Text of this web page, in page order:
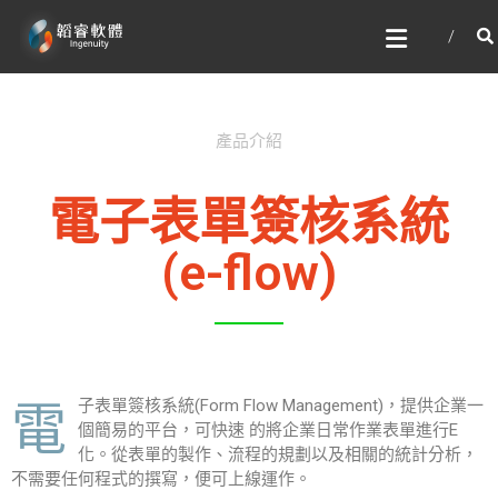
韜睿軟體有限公司
文字辨識與自然語言處理的專家
產品介紹
電子表單簽核系統
(e-flow)​
電
子表單簽核系統(Form Flow Management)，提供企業一
個簡易的平台，可快速 的將企業日常作業表單進行E
化。從表單的製作、流程的規劃以及相關的統計分析，
不需要任何程式的撰寫，便可上線運作。